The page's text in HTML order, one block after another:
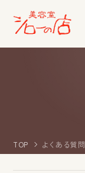
TOP よくある質問